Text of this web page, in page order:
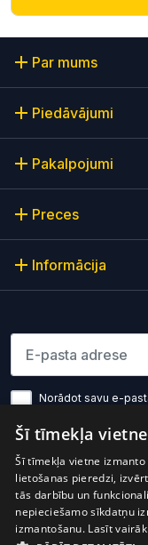
Par mums
Piedāvājumi
Pakalpojumi
Preces
Informācija
Lūdzu ievadiet e-
Norādot savu e-
Šī tīmekļa
Šī tīmekļa vietne
lietošanas pieredzi,
tās darbību un
nepieciešamo sīkdatņu
izmantošanu. Lasīt vairāk